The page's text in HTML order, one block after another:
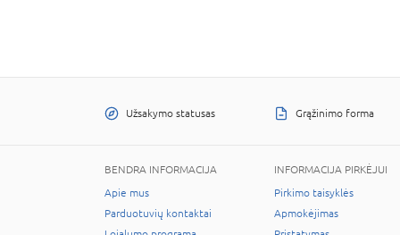
Užsakymo statusas Grąžinimo forma
BENDRA INFORMACIJA
Apie mus
Parduotuvių kontaktai
INFORMACIJA PIRKĖJUI
Pirkimo taisyklės
Apmokėjimas